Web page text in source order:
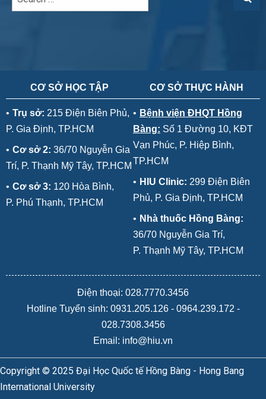
CƠ SỞ HỌC TẬP
• Trụ sở: 215 Điện Biên Phủ,
P. Gia Định, TP.HCM
• Cơ sở 2: 36/70 Nguyễn Gia
Trí, P. Thạnh Mỹ Tây, TP.HCM
• Cơ sở 3: 120 Hòa Bình,
P. Phú Thạnh, TP.HCM
CƠ SỞ THỰC HÀNH
• Bệnh viện ĐHQT Hồng
Bàng: Số 1 Đường 10, KĐT
Vạn Phúc, P. Hiệp Bình,
TP.HCM
• HIU Clinic: 299 Điện Biên
Phủ, P. Gia Định, TP.HCM
• Nhà thuốc Hồng Bàng:
36/70 Nguyễn Gia Trí,
P. Thạnh Mỹ Tây, TP.HCM
Điện thoại: 028.7770.3456
Hotline Tuyển sinh: 0931.205.126- 0964.239.172 -
028.7308.3456
Email: info@hiu.vn
Copyright © 2025 Đại Học Quốc tế Hồng Bàng - Hong Bang
International University